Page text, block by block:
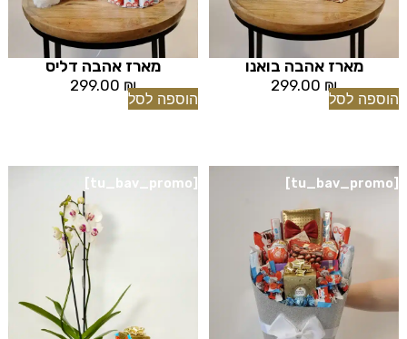
מארז אהבה בואנו
299.00 ₪
הוספה לסל
מארז אהבה דליס
299.00 ₪
הוספה לסל
[tu_bav_promo]
[tu_bav_promo]